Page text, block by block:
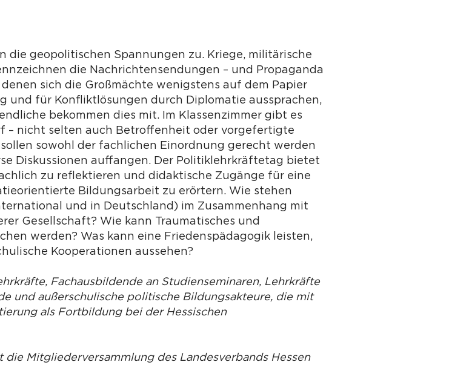
die geopolitischen Spannungen zu. Kriege, militärische
die Nachrichtensendungen – und Propaganda
sich die Großmächte wenigstens auf dem Papier
und für Konfliktlösungen durch Diplomatie aussprachen,
bekommen dies mit. Im Klassenzimmer gibt es
– nicht selten auch Betroffenheit oder vorgefertigte
sowohl der fachlichen Einordnung gerecht werden
Diskussionen auffangen. Der Politiklehrkräftetag bietet
zu reflektieren und didaktische Zugänge für eine
Bildungsarbeit zu erörtern. Wie stehen
und in Deutschland) im Zusammenhang mit
Gesellschaft? Wie kann Traumatisches und
werden? Was kann eine Friedenspädagogik leisten,
Kooperationen aussehen?
Fachausbildende an Studienseminaren, Lehrkräfte
und außerschulische politische Bildungsakteure, die mit
als Fortbildung bei der Hessischen
die Mitgliederversammlung des Landesverbands Hessen